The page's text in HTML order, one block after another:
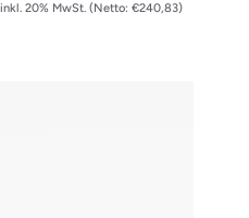
inkl. 20% MwSt. (Netto: €240,83)